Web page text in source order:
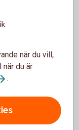
TGL
när du vill,
du är
.